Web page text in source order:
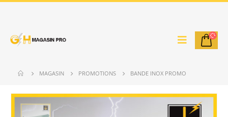
MAGASIN PROMOTIONS BANDE INOX PROMO